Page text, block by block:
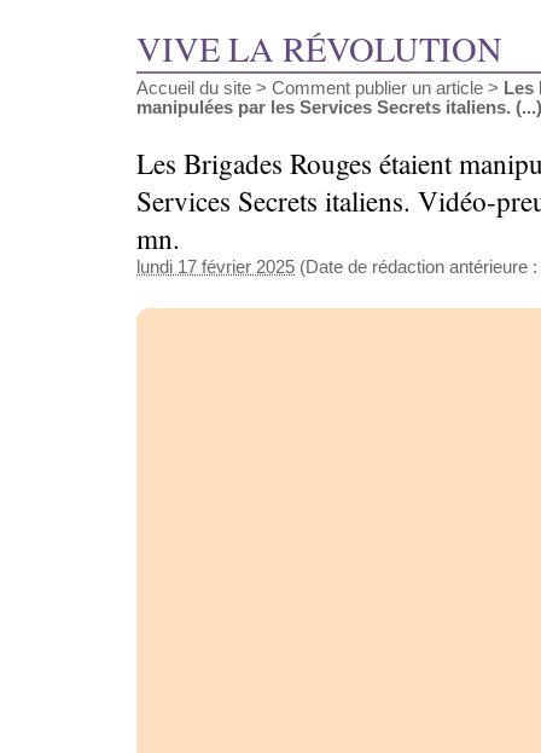
VIVE LA RÉVOLUTION
Accueil du site > Comment publier un article > Les
manipulées par les Services Secrets italiens. (...)
Les Brigades Rouges étaient
Services Secrets italiens. Vidéo-
mn.
lundi 17 février 2025 (Date de rédaction antérieure